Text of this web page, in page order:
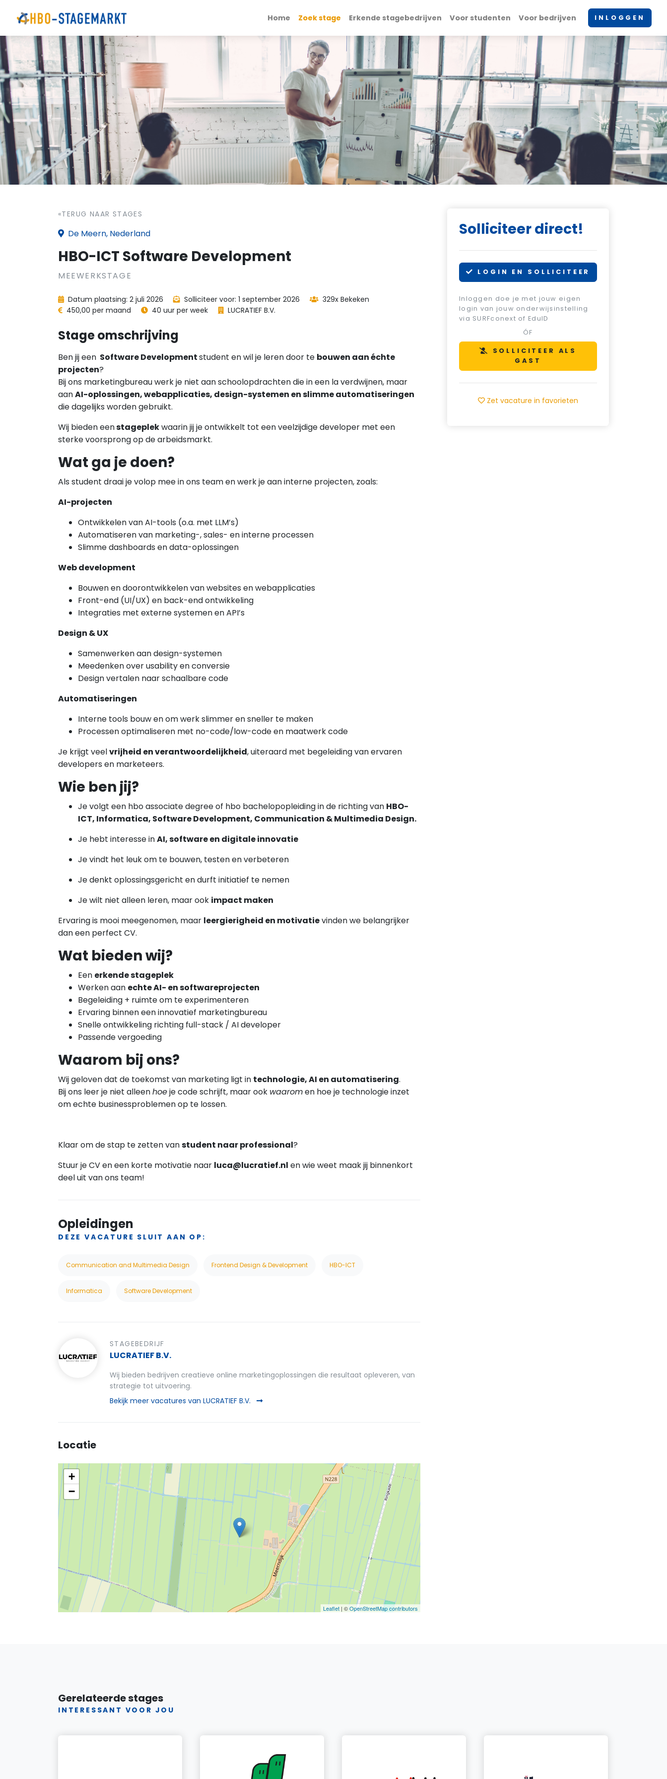
Home Zoek stage Erkende stagebedrijven Voor studenten Voor bedrijven INLOGGEN
«TERUG NAAR STAGES
De Meern, Nederland
HBO-ICT Software Development
MEEWERKSTAGE
Datum plaatsing: 2 juli 2026 Solliciteer voor: 1 september 2026
329x Bekeken
450,00 per maand
40 uur per week LUCRATIEF B.V.
Stage omschrijving
Ben jij een Software Developmentstudent en wil je leren door te bouwen aan échte
projecten?
Bij ons marketingbureau werk je niet aan schoolopdrachten die in een la verdwijnen, maar
aanAI-oplossingen, webapplicaties, design-systemen en slimme automatiseringen
die dagelijks worden gebruikt.
Wij bieden eenstageplekwaarin jij je ontwikkelt tot een veelzijdige developer met een
sterke voorsprong op de arbeidsmarkt.
Wat ga je doen?
Als student draai je volop mee in ons team en werk je aan interne projecten, zoals:
AI-projecten
Ontwikkelen van AI-tools (o.a. met LLM’s)
Automatiseren van marketing-, sales- en interne processen
Slimme dashboards en data-oplossingen
Web development
Bouwen en doorontwikkelen van websites en webapplicaties
Front-end (UI/UX) en back-end ontwikkeling
Integraties met externe systemen en API’s
Design & UX
Samenwerken aan design-systemen
Meedenken over usability en conversie
Design vertalen naar schaalbare code
Automatiseringen
Interne tools bouw en om werk slimmer en sneller te maken
Processen optimaliseren met no-code/low-code en maatwerk code
Je krijgt veelvrijheid en verantwoordelijkheid, uiteraard met begeleiding van ervaren
developers en marketeers.
Wie ben jij?
Je volgt een hbo associate degree of hbo bachelopopleiding in de richting van HBO-
ICT, Informatica, Software Development, Communication & Multimedia Design.
Je hebt interesse inAI, software en digitale innovatie
Je vindt het leuk om te bouwen, testen en verbeteren
Je denkt oplossingsgericht en durft initiatief te nemen
Je wilt niet alleen leren, maar ook impact maken
Ervaring is mooi meegenomen, maar leergierigheid en motivatievinden we belangrijker
dan een perfect CV.
Wat bieden wij?
Een erkende stageplek
Werken aan echte AI- en softwareprojecten
Begeleiding + ruimte om te experimenteren
Ervaring binnen een innovatief marketingbureau
Snelle ontwikkeling richting full-stack / AI developer
Passende vergoeding
Waarom bij ons?
Wij geloven dat de toekomst van marketing ligt in technologie, AI en automatisering.
Bij ons leer je niet alleenhoeje code schrijft, maar ook waaromen hoe je technologie inzet
om echte businessproblemen op te lossen.
Klaar om de stap te zetten vanstudent naar professional?
Stuur je CV en een korte motivatie naar luca@lucratief.nl en wie weet maak jij binnenkort
deel uit van ons team!
Opleidingen
DEZE VACATURE SLUIT AAN OP:
Communication and Multimedia Design Frontend Design & Development HBO-ICT
Informatica Software Development
STAGEBEDRIJF
LUCRATIEF B.V.
Wij bieden bedrijven creatieve online marketingoplossingen die resultaat opleveren, van
strategie tot uitvoering.
Bekijk meer vacatures van LUCRATIEF B.V.
Locatie
+
−
Leaflet | ©OpenStreetMap contributors
Solliciteer direct!
LOGIN EN SOLLICITEER
Inloggen doe je met jouw eigen
login van jouw onderwijsinstelling
via SURFconext of EduID
ÓF
SOLLICITEER ALS
GAST
Zet vacature in favorieten
Gerelateerde stages
INTERESSANT VOOR JOU